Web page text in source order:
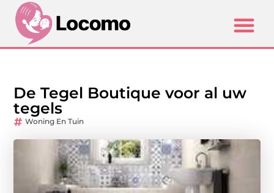
De Tegel Boutique voor al uw
tegels
Woning En Tuin